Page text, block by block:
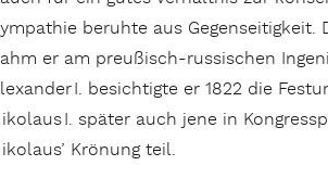
beruhte aus
er am preußisch-russischen
I. besichtigte er 1822 die
I. später auch jene in
Krönung teil.